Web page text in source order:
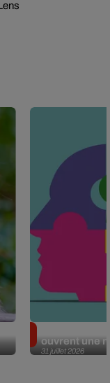
31 juillet 2026
ouvrent une